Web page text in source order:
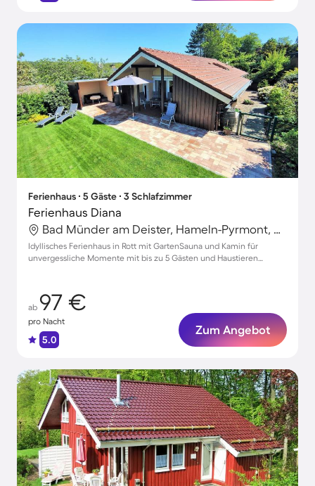
Ferienhaus ∙ 5 Gäste ∙ 3 Schlafzimmer
Ferienhaus Diana
Bad Münder am Deister, Hameln-Pyrmont, Deutschland
Idyllisches Ferienhaus in Rott mit GartenSauna und Kamin für
unvergessliche Momente mit bis zu 5 Gästen und Haustieren
ab 97 €
pro Nacht
5.0
Zum Angebot